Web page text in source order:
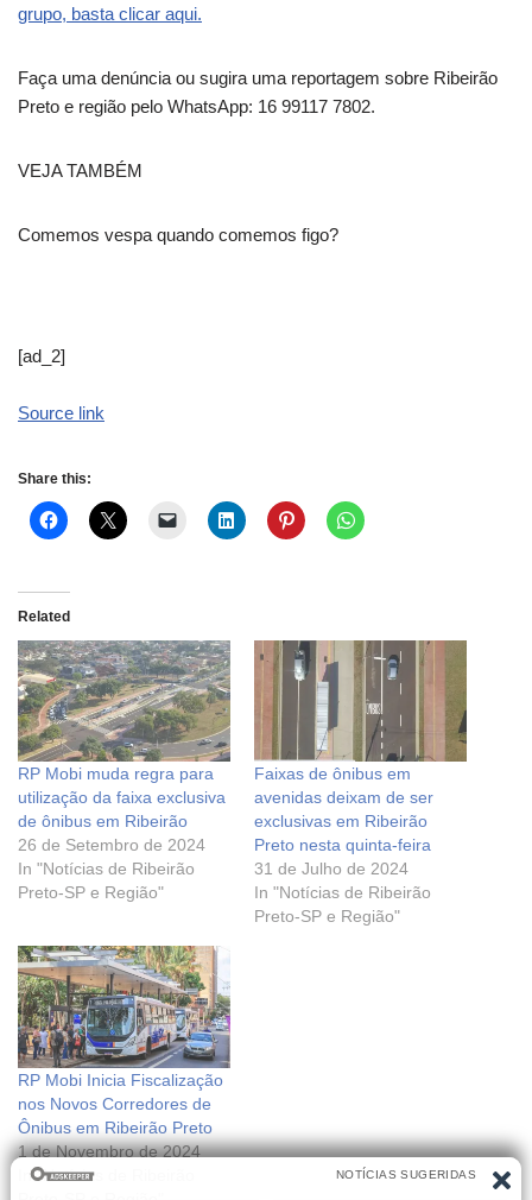
grupo, basta clicar aqui.
Faça uma denúncia ou sugira uma reportagem sobre Ribeirão
Preto e região pelo WhatsApp: 16 99117 7802.
VEJA TAMBÉM
Comemos vespa quando comemos figo?
[ad_2]
Source link
Share this:
Related
RP Mobi muda regra para
utilização da faixa exclusiva
de ônibus em Ribeirão
26 de Setembro de 2024
In "Notícias de Ribeirão
Preto-SP e Região"
Faixas de ônibus em
avenidas deixam de ser
exclusivas em Ribeirão
Preto nesta quinta-feira
31 de Julho de 2024
In "Notícias de Ribeirão
Preto-SP e Região"
RP Mobi Inicia Fiscalização
nos Novos Corredores de
Ônibus em Ribeirão Preto
1 de Novembro de 2024
In "Notícias de Ribeirão